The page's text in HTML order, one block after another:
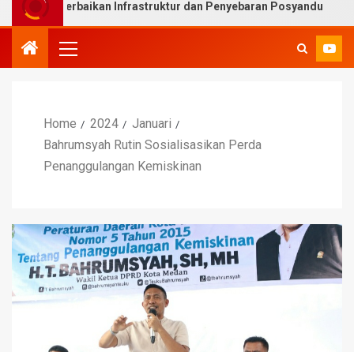
Infrastruktur dan Penyebaran Posyandu
Home 2024
Januari
Bahrumsyah Rutin Sosialisasikan Perda
Penanggulangan Kemiskinan